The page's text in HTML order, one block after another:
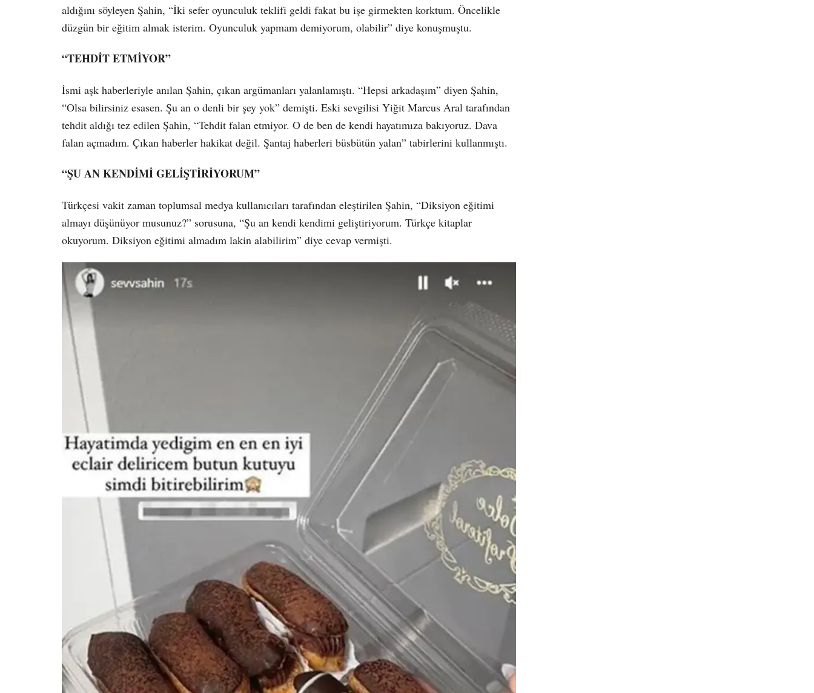
aldığını söyleyen Şahin, “İki sefer oyunculuk teklifi geldi fakat bu işe girmekten korktum. Öncelikle
düzgün bir eğitim almak isterim. Oyunculuk yapmam demiyorum, olabilir” diye konuşmuştu.
“TEHDİT ETMİYOR”
İsmi aşk haberleriyle anılan Şahin, çıkan argümanları yalanlamıştı. “Hepsi arkadaşım” diyen Şahin,
“Olsa bilirsiniz esasen. Şu an o denli bir şey yok” demişti. Eski sevgilisi Yiğit Marcus Aral tarafından
tehdit aldığı tez edilen Şahin, “Tehdit falan etmiyor. O de ben de kendi hayatımıza bakıyoruz. Dava
falan açmadım. Çıkan haberler hakikat değil. Şantaj haberleri büsbütün yalan” tabirlerini kullanmıştı.
“ŞU AN KENDİMİ GELİŞTİRİYORUM”
Türkçesi vakit zaman toplumsal medya kullanıcıları tarafından eleştirilen Şahin, “Diksiyon eğitimi
almayı düşünüyor musunuz?” sorusuna, “Şu an kendi kendimi geliştiriyorum. Türkçe kitaplar
okuyorum. Diksiyon eğitimi almadım lakin alabilirim” diye cevap vermişti.